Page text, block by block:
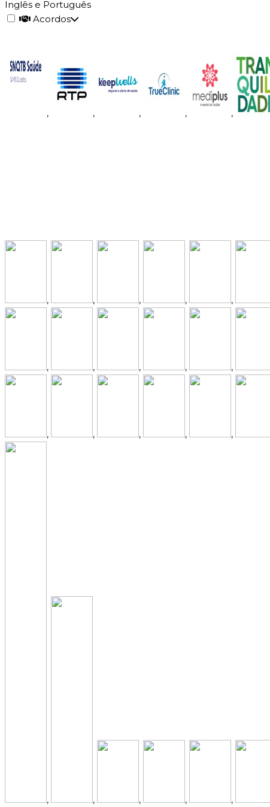
Inglês e Português
Acordos
, , , , ,
, , , , ,
, , , , ,
, , , , ,
, , , , ,